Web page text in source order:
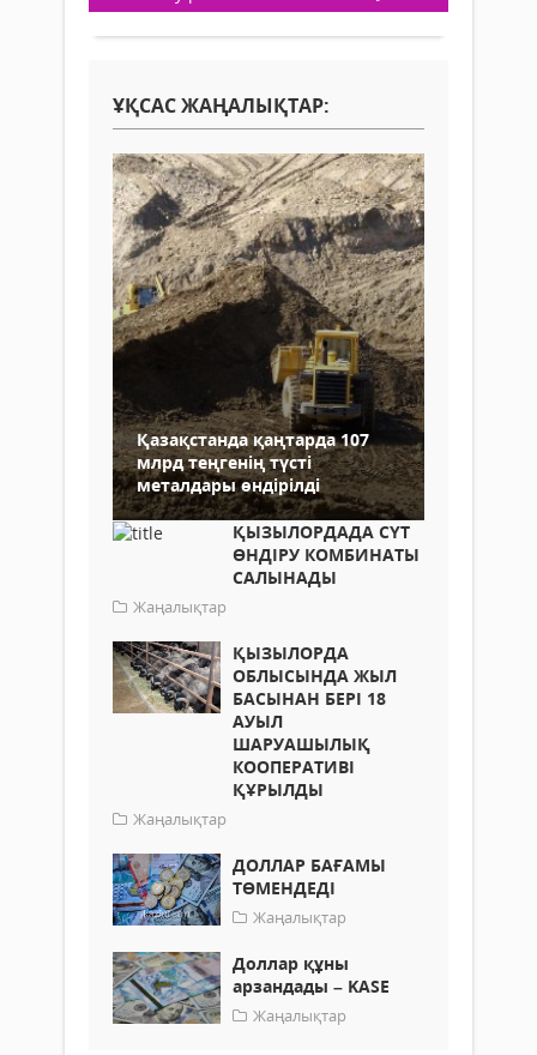
ҰҚСАС ЖАҢАЛЫҚТАР:
Қазақстанда қаңтарда 107
млрд теңгенің түсті
металдары өндірілді
ҚЫЗЫЛОРДАДА СҮТ
ӨНДІРУ КОМБИНАТЫ
САЛЫНАДЫ
Жаңалықтар
ҚЫЗЫЛОРДА
ОБЛЫСЫНДА ЖЫЛ
БАСЫНАН БЕРІ 18
АУЫЛ
ШАРУАШЫЛЫҚ
КООПЕРАТИВІ
ҚҰРЫЛДЫ
Жаңалықтар
ДОЛЛАР БАҒАМЫ
ТӨМЕНДЕДІ
Жаңалықтар
Доллар құны
арзандады – KASE
Жаңалықтар